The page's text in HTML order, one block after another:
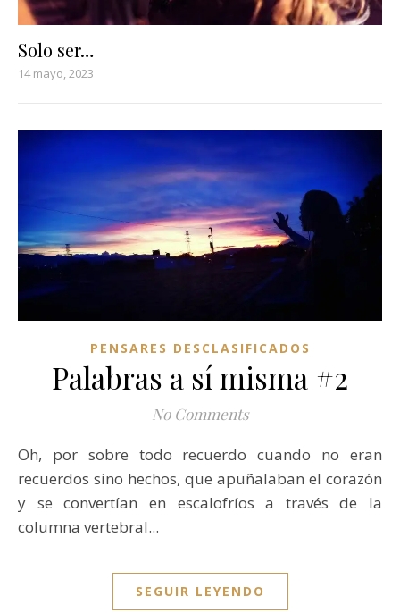
Solo ser…
14 mayo, 2023
PENSARES DESCLASIFICADOS
Palabras a sí misma #2
No Comments
Oh, por sobre todo recuerdo cuando no eran
recuerdos sino hechos, que apuñalaban el corazón
y se convertían en escalofríos a través de la
columna vertebral...
SEGUIR LEYENDO